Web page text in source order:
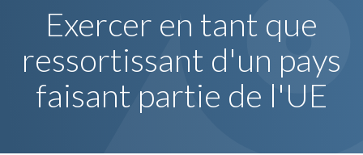
Exercer en tant que
ressortissant d'un pays
faisant partie de l'UE